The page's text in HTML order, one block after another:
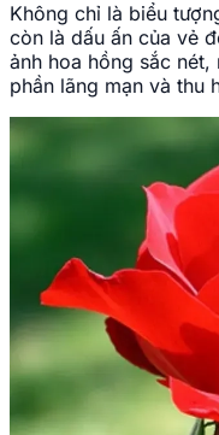
Không chỉ là biểu
còn là dấu ấn của vẻ
ảnh hoa hồng sắc
phần lãng mạn và thu